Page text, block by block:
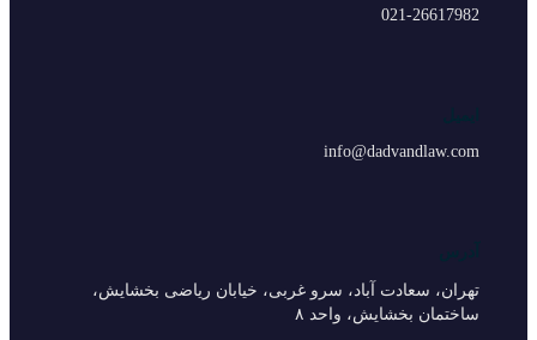
021-26617982
info@dadvandlaw.com
تهران، سعادت آباد، سرو غربی، خیابان ریاضی بخشایش،
ساختمان بخشایش، واحد ۸